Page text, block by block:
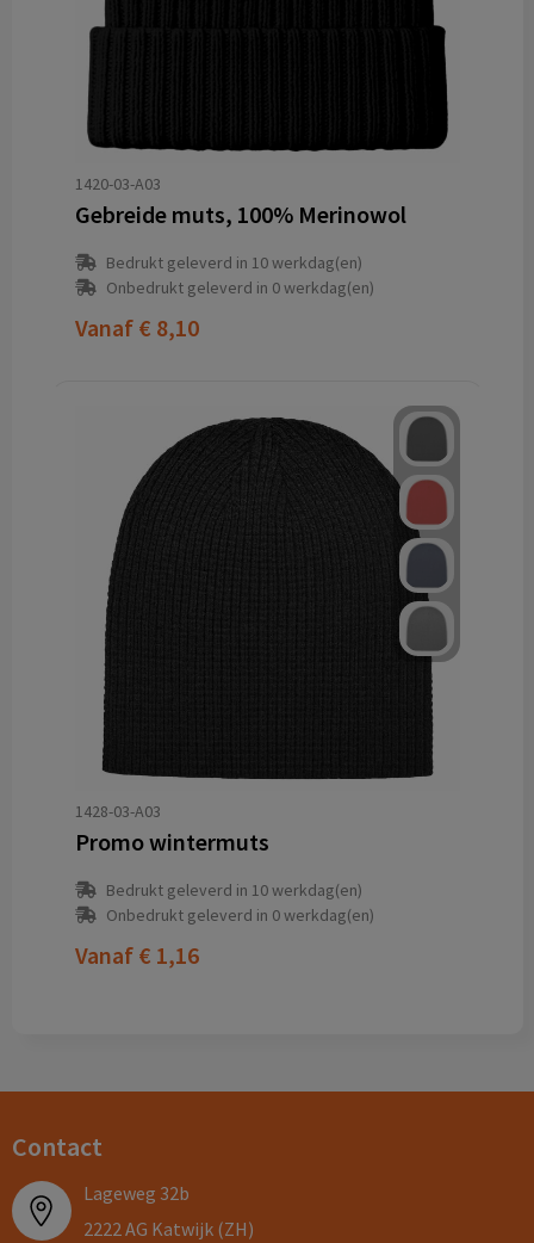
1420-03-A03
Gebreide muts, 100% Merinowol
Bedrukt geleverd in 10 werkdag(en)
Onbedrukt geleverd in 0 werkdag(en)
Vanaf € 8,10
1428-03-A03
Promo wintermuts
Bedrukt geleverd in 10 werkdag(en)
Onbedrukt geleverd in 0 werkdag(en)
Vanaf € 1,16
Contact
Lageweg 32b
2222 AG Katwijk (ZH)